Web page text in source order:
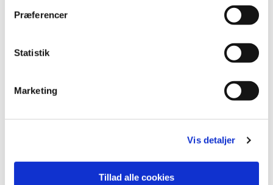
Præferencer
Statistik
Marketing
Vis detaljer
Tillad alle cookies
Dit bygge- og anlægsarbejde skal
nedrivningsplan for hel eller delvis fjernelse